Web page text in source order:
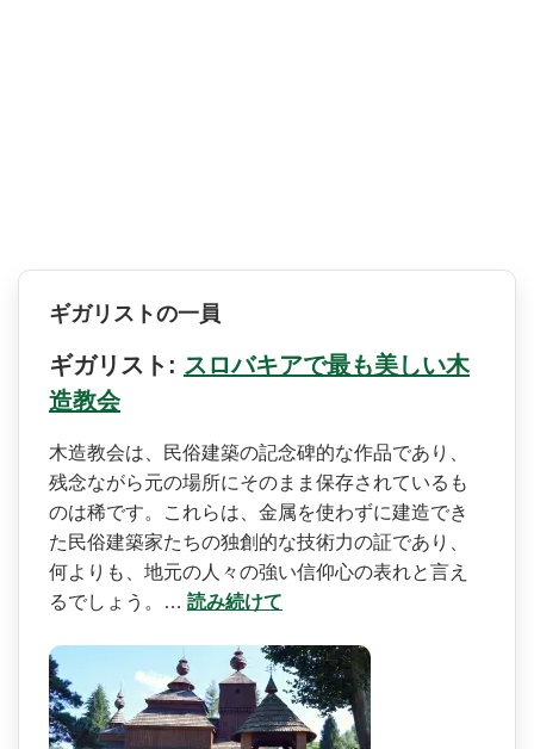
ギガリストの一員
ギガリスト: スロバキアで最も美しい木
造教会
木造教会は、民俗建築の記念­碑的な作品であり、
残念ながら元の場所にそのまま保­存されているも
のは稀です。これらは、金属を使わず­に建造でき
た民俗建築家たちの独創的な技術力の証で­あり、
何よりも、地元の人々の強い信仰心の表れと言­え
るでしょう。… 読み続けて